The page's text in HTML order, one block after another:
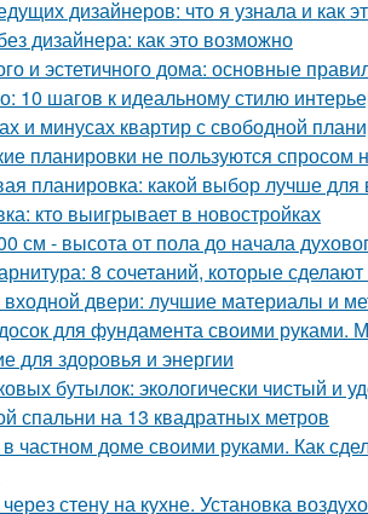
дизайнеров: что я узнала и как
дизайнера: как это возможно
и эстетичного дома: основные
10 шагов к идеальному стилю
и минусах квартир с свободной
планировки не пользуются спросом
планировка: какой выбор лучше
кто выигрывает в новостройках
см - высота от пола до начала
8 сочетаний, которые
двери: лучшие материалы и
для фундамента своими руками.
для здоровья и энергии
бутылок: экологически чистый и
спальни на 13 квадратных метров
в частном доме своими руками. Как
стену на кухне. Установка